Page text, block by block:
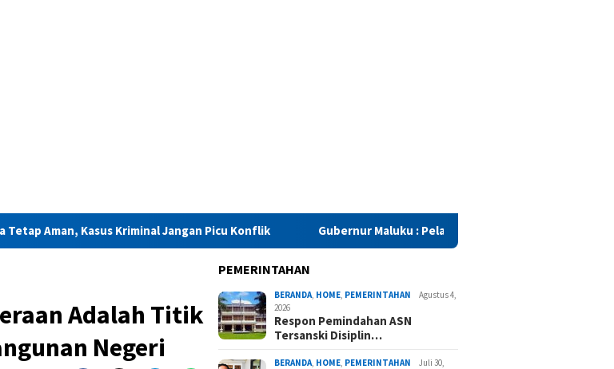
Kriminal Jangan Picu Konflik Gubernur Maluku : Pelaku Kasus Dua Negeri Harus Dihukum Sesuai Aturan
Adalah Titik
Negeri
PEMERINTAHAN
BERANDA, HOME, PEMERINTAHAN
Agustus 4,
2026
Respon Pemindahan ASN
Tersanski Disiplin…
BERANDA, HOME, PEMERINTAHAN
Juli 30,